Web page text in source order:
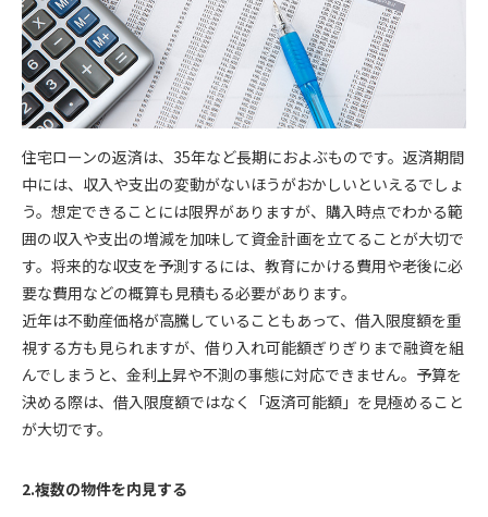
住宅ローンの返済は、35年など長期におよぶものです。返済期間
中には、収入や支出の変動がないほうがおかしいといえるでしょ
う。想定できることには限界がありますが、購入時点でわかる範
囲の収入や支出の増減を加味して資金計画を立てることが大切で
す。将来的な収支を予測するには、教育にかける費用や老後に必
要な費用などの概算も見積もる必要があります。
近年は不動産価格が高騰していることもあって、借入限度額を重
視する方も見られますが、借り入れ可能額ぎりぎりまで融資を組
んでしまうと、金利上昇や不測の事態に対応できません。予算を
決める際は、借入限度額ではなく「返済可能額」を見極めること
が大切です。
2.複数の物件を内見する